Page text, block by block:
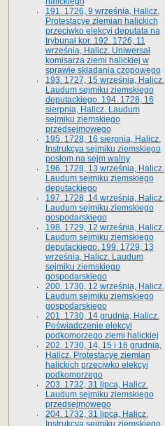
191. 1726, 9 września, Halicz.
Protestacye ziemian halickich
przeciwko elekcyi deputata na
trybunał kor. 192. 1726, 11
września, Halicz. Uniwersał
komisarza ziemi halickiej w
sprawie składania czopowego
193. 1727, 15 września, Halicz.
Laudum sejmiku ziemskiego
deputackiego. 194. 1728, 16
sierpnia, Halicz. Laudum
sejmiku ziemskiego
przedsejmowego
195. 1728, 16 sierpnia, Halicz.
Instrukcya sejmiku ziemskiego
posłom na sejm walny
196. 1728, 13 września, Halicz.
Laudum sejmiku ziemskiego
deputackiego
197. 1728, 14 września, Halicz.
Laudum sejmiku ziemskiego
gospodarskiego
198. 1729, 12 września, Halicz.
Laudum sejmiku ziemskiego
deputackiego. 199. 1729, 13
września, Halicz. Laudum
sejmiku ziemskiego
gospodarskiego
200. 1730, 12 września, Halicz.
Laudum sejmiku ziemskiego
gospodarskiego
201. 1730, 14 grudnia, Halicz.
Poświadczenie elekcyi
podkomorzego ziemi halickiej
202. 1730, 14, 15 i 16 grudnia,
Halicz. Protestacye ziemian
halickich przeciwko elekcyi
podkomorzego
203. 1732, 31 lipca, Halicz.
Laudum sejmiku ziemskiego
przedsejmowego
204. 1732, 31 lipca, Halicz.
Instrukcya sejmiku ziemskiego